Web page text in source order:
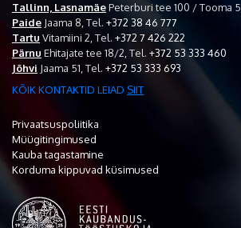
Tallinn, LasnamäePeterburi tee 100 / Tooma 5,
Paide Jaama 8, Tel. +372 38 46 777
Tartu Vitamiini 2, Tel. +372 7 426 222
Pärnu Ehitajate tee 18/2, Tel. +372 53 333 460
Jõhvi Jaama 51, Tel. +372 53 333 693
KÕIK KONTAKTID LEIAD SIIT
Privaatsuspoliitika
Müügitingimused
Kauba tagastamine
Korduma kippuvad küsimused